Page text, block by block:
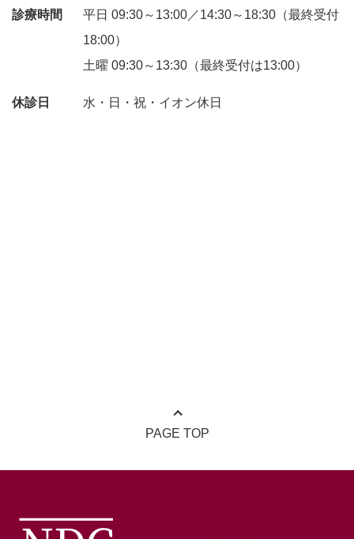
診療時間
平日 09:30～13:00／14:30～18:30（最終受付
18:00）
土曜 09:30～13:30（最終受付は13:00）
休診日 水・日・祝・イオン休日
PAGE TOP